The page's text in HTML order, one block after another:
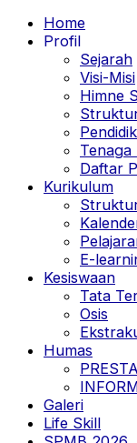
Home
Profil
Sejarah
Visi-Misi
Himne
Pendidik
Tenaga
Daftar
Kurikulum
E-
Kesiswaan
Tata
Osis
Humas
Galeri
Life Skill